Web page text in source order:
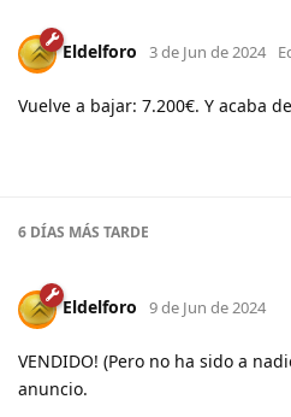
Eldelforo 3 de Jun de 2024
Vuelve a bajar: 7.200€. Y acaba
6 DÍAS MÁS TARDE
Eldelforo 9 de Jun de 2024
VENDIDO! (Pero no ha sido a
anuncio.